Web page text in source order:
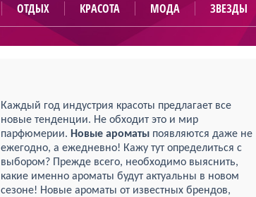
ОТДЫХ КРАСОТА МОДА ЗВЕЗДЫ
Каждый год индустрия красоты предлагает все
новые тенденции. Не обходит это и мир
парфюмерии. Новые ароматы появляются даже не
ежегодно, а ежедневно! Кажу тут определиться с
выбором? Прежде всего, необходимо выяснить,
какие именно ароматы будут актуальны в новом
сезоне! Новые ароматы от известных брендов,